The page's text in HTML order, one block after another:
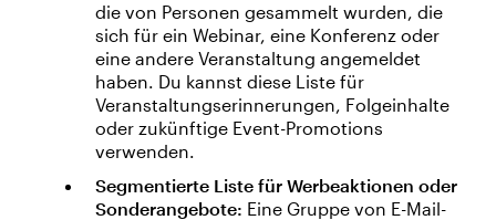
die von Personen gesammelt wurden, die
sich für ein Webinar, eine Konferenz oder
eine andere Veranstaltung angemeldet
haben. Du kannst diese Liste für
Veranstaltungserinnerungen, Folgeinhalte
oder zukünftige Event-Promotions
verwenden.
Segmentierte Liste für Werbeaktionen oder
Sonderangebote: Eine Gruppe von E-Mail-